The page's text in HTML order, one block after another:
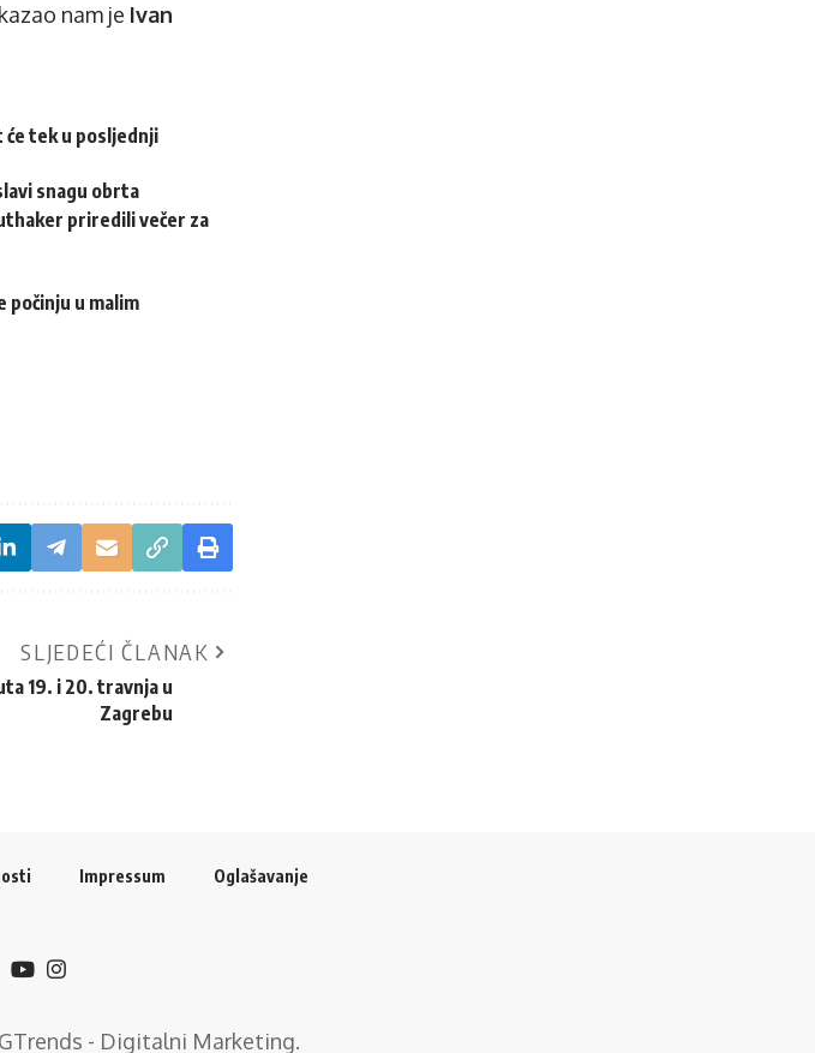
nam je Ivan
tek u posljednji
snagu obrta
priredili večer za
počinju u malim
SLJEDEĆI ČLANAK
19. i 20. travnja u
Zagrebu
Impressum Oglašavanje
GTrends - Digitalni Marketing.